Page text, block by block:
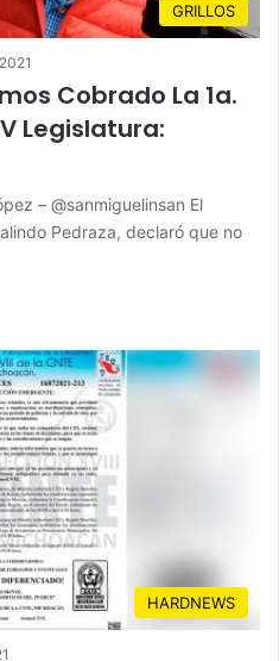
GRILLOS
Cobrado La 1a.
Legislatura:
– @sanmiguelinsan El
Pedraza, declaró que no
HARDNEWS